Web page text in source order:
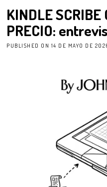
KINDLE SCRIBE
PRECIO:
PUBLISHED ON 14 DE MAYO DE